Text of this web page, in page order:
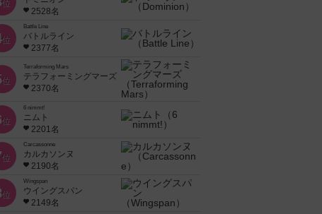
位
2528名
位
Battle Line
バトルライン
2377名
位
Terraforming Mars
テラフォーミングマーズ
2370名
位
6 nimmt!
ニムト
2201名
位
Carcassonne
カルカソンヌ
2190名
位
Wingspan
ウイングスパン
2149名